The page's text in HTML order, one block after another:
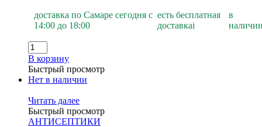
доставка по Самаре сегодня с
14:00 до 18:00
есть бесплатная
доставкаi
в
В корзину
Быстрый просмотр
Нет в наличии
Читать далее
Быстрый просмотр
АНТИСЕПТИКИ